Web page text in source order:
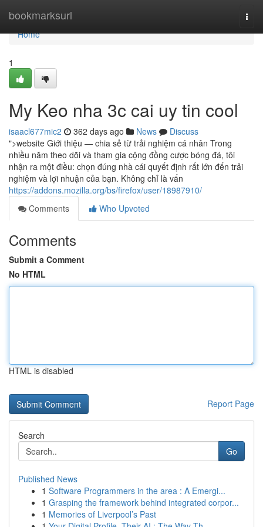
bookmarksurl
Home
Home
1
My Keo nha 3c cai uy tin cool
isaacl677mic2 362 days ago News
Discuss
">website Giới thiệu — chia sẻ từ trải nghiệm cá nhân Trong
nhiều năm theo dõi và tham gia cộng đồng cược bóng đá, tôi
nhận ra một điều: chọn đúng nhà cái quyết định rất lớn đến trải
nghiệm và lợi nhuận của bạn. Không chỉ là vấn
https://addons.mozilla.org/bs/firefox/user/18987910/
Comments
Who Upvoted
Comments
Submit a Comment
No HTML
HTML is disabled
Report Page
Search
Go
Published News
1 Software Programmers in the area : A Emergi...
1 Grasping the framework behind integrated corpor...
1 Memories of Liverpool’s Past